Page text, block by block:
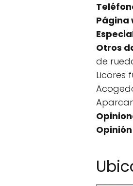
Página
Otros
de
Licores